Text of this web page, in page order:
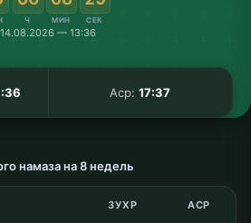
Ч МИН СЕК
14.08.2026 — 13:36
Аср:17:37
намаза на 8 недель
ЗУХР АСР